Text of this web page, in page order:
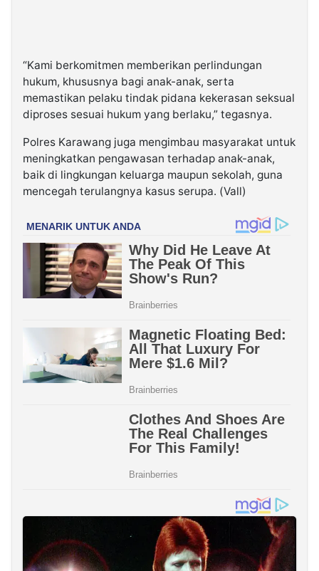
“Kami berkomitmen memberikan perlindungan
hukum, khususnya bagi anak-anak, serta
memastikan pelaku tindak pidana kekerasan seksual
diproses sesuai hukum yang berlaku,” tegasnya.
Polres Karawang juga mengimbau masyarakat untuk
meningkatkan pengawasan terhadap anak-anak,
baik di lingkungan keluarga maupun sekolah, guna
mencegah terulangnya kasus serupa. (Vall)